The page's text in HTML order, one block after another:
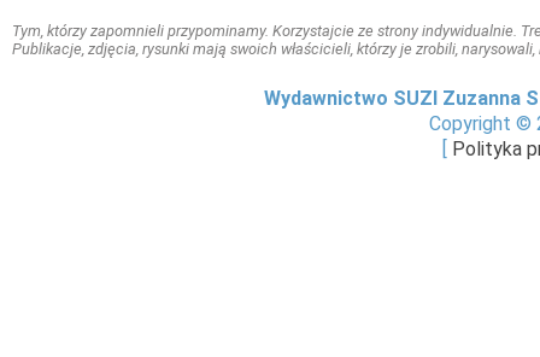
Tym, którzy zapomnieli przypominamy. Korzystajcie ze strony indywidualnie.
Publikacje, zdjęcia, rysunki mają swoich właścicieli, którzy je zrobili,
Wydawnictwo SUZI Zuzanna
Copyright ©
[ Polityka